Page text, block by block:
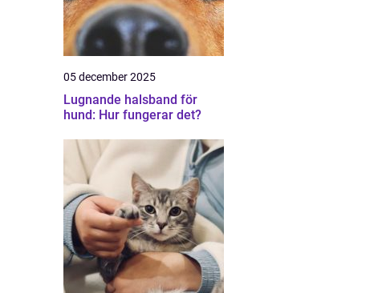
05 december 2025
Lugnande halsband för
hund: Hur fungerar det?